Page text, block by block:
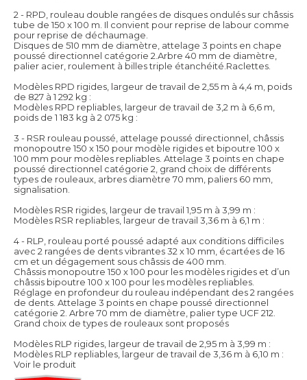
2 - RPD, rouleau double rangées de disques ondulés sur châssis
tube de 150 x 100 m. Il convient pour reprise de labour comme
pour reprise de déchaumage.
Disques de 510 mm de diamètre, attelage 3 points en chape
poussé directionnel catégorie 2.Arbre 40 mm de diamètre,
palier acier, roulement à billes triple étanchéité.Raclettes.
Modèles RPD rigides, largeur de travail de 2,55 m à 4,4 m, poids
de 827 à 1 292 kg :
Modèles RPD repliables, largeur de travail de 3,2 m à 6,6 m,
poids de 1 183 kg à 2 075 kg :
3 - RSR rouleau poussé, attelage poussé directionnel, châssis
monopoutre 150 x 150 pour modèle rigides et bipoutre 100 x
100 mm pour modèles repliables. Attelage 3 points en chape
poussé directionnel catégorie 2, grand choix de différents
types de rouleaux, arbres diamètre 70 mm, paliers 60 mm,
signalisation.
Modèles RSR rigides, largeur de travail 1,95 m à 3,99 m :
Modèles RSR repliables, largeur de travail 3,36 m à 6,1 m :
4 - RLP, rouleau porté poussé adapté aux conditions difficiles
avec 2 rangées de dents vibrantes 32 x 10 mm, écartées de 16
cm et un dégagement sous châssis de 400 mm.
Châssis monopoutre 150 x 100 pour les modèles rigides et d’un
châssis bipoutre 100 x 100 pour les modèles repliables.
Réglage en profondeur du rouleau indépendant des 2 rangées
de dents. Attelage 3 points en chape poussé directionnel
catégorie 2. Arbre 70 mm de diamètre, palier type UCF 212.
Grand choix de types de rouleaux sont proposés
Modèles RLP rigides, largeur de travail de 2,95 m à 3,99 m :
Modèles RLP repliables, largeur de travail de 3,36 m à 6,10 m :
Voir le produit